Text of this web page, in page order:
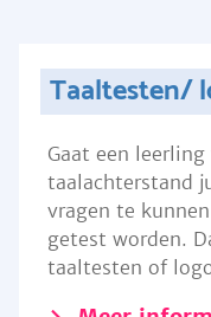
Taaltesten/
Gaat een
taalachterstand
vragen te
getest worden.
taaltesten of